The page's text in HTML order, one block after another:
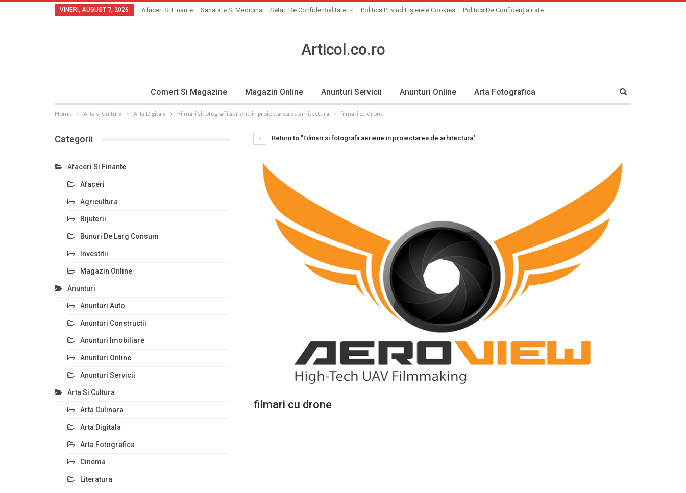
VINERI, AUGUST 7, 2026 Afaceri Si Finante Sanatate Si Medicina Setari De Confidențialitate Politică Privind Fișierele Cookies Politică De Confidențialitate
Articol.co.ro
Comert Si Magazine Magazin Online Anunturi Servicii Anunturi Online Arta Fotografica
Home Arta si Cultura Arta Digitala Filmari si fotografii aeriene in proiectarea de arhitectura filmari cu drone
Return to "Filmari si fotografii aeriene in proiectarea de arhitectura"
filmari cu drone
Categorii
Afaceri Si Finante
Afaceri
Agricultura
Bijuterii
Bunuri De Larg Consum
Investitii
Magazin Online
Anunturi
Anunturi Auto
Anunturi Constructii
Anunturi Imobiliare
Anunturi Online
Anunturi Servicii
Arta Si Cultura
Arta Culinara
Arta Digitala
Arta Fotografica
Cinema
Literatura